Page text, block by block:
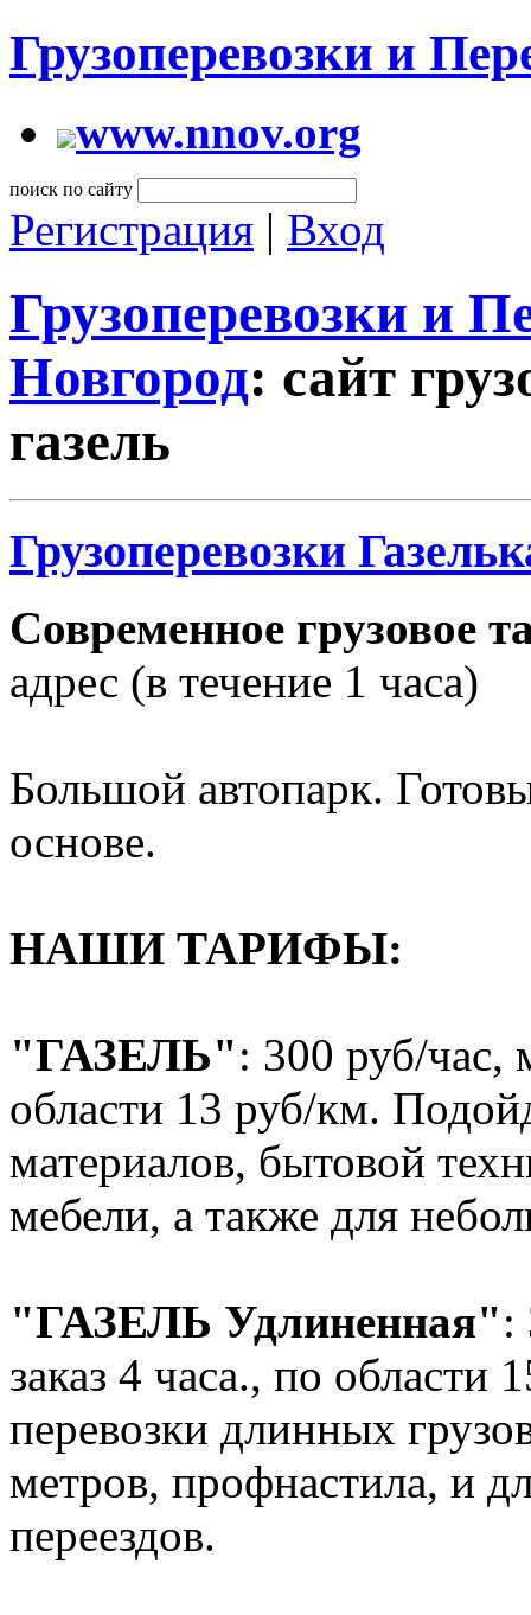
Грузоперевозки и
www.nnov.org
поиск по сайту
Регистрация | Вход
Грузоперевозки и
Новгород: сайт
газель
Грузоперевозки
Современное грузовое
адрес (в течение 1 часа)
Большой автопарк.
основе.
НАШИ ТАРИФЫ:
"ГАЗЕЛЬ": 300 руб/час,
области 13 руб/км.
материалов, бытовой
мебели, а также для
"ГАЗЕЛЬ Удлиненная":
заказ 4 часа., по
перевозки длинных
метров, профнастила, и
переездов.